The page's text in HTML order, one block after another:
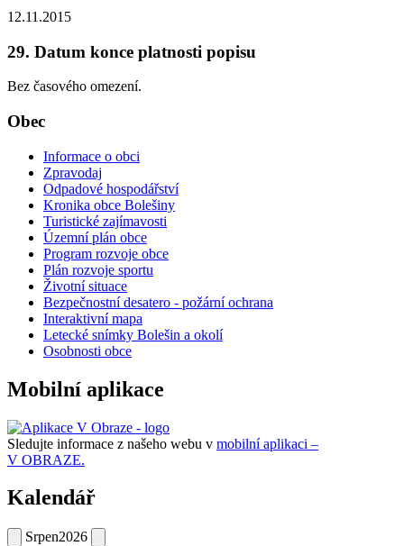
12.11.2015
29. Datum konce platnosti popisu
Bez časového omezení.
Obec
Informace o obci
Zpravodaj
Odpadové hospodářství
Kronika obce Bolešiny
Turistické zajímavosti
Územní plán obce
Program rozvoje obce
Plán rozvoje sportu
Životní situace
Bezpečnostní desatero - požární ochrana
Interaktivní mapa
Letecké snímky Bolešin a okolí
Osobnosti obce
Mobilní aplikace
Sledujte informace z našeho webu v mobilní aplikaci –
V OBRAZE.
Kalendář
Srpen2026